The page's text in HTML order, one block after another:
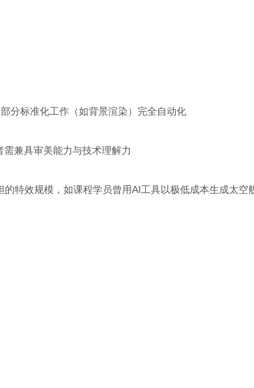
分标准化工作（如背景渲染）完全自动化
需兼具审美能力与技术理解力
特效规模，如课程学员曾用AI工具以极低成本生成太空